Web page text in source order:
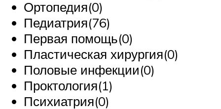
Ортопедия(0)
Педиатрия(76)
Первая помощь(0)
Пластическая хирургия(0)
Половые инфекции(0)
Проктология(1)
Психиатрия(0)